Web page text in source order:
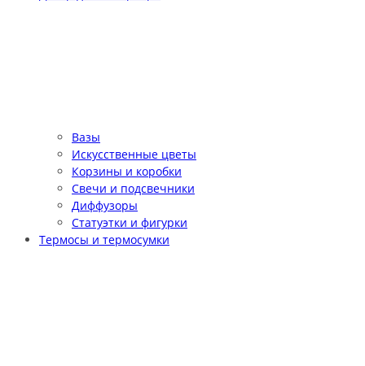
Вазы
Искусственные цветы
Корзины и коробки
Свечи и подсвечники
Диффузоры
Статуэтки и фигурки
Термосы и термосумки